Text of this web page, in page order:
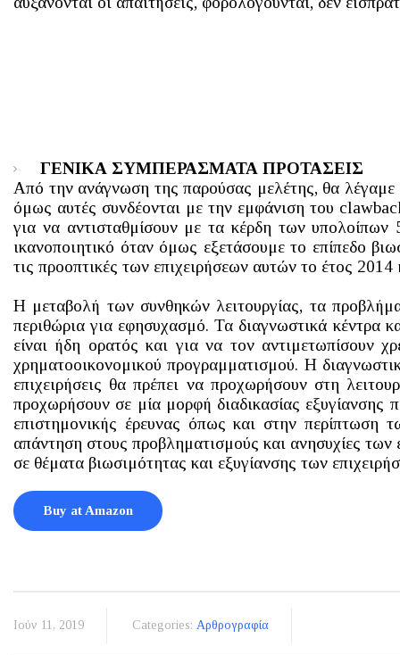
ΓΕΝΙΚΑ ΣΥΜΠΕΡΑΣΜΑΤΑ ΠΡΟΤΑΣΕΙΣ
Από την ανάγνωση της παρούσας μελέτης, θα λέγαμε
όμως αυτές συνδέονται με την εμφάνιση του
για να αντισταθμίσουν με τα κέρδη των υπολοίπων
ικανοποιητικό όταν όμως εξετάσουμε το επίπεδο
τις προοπτικές των επιχειρήσεων αυτών το έτος
Η μεταβολή των συνθηκών λειτουργίας, τα
περιθώρια για εφησυχασμό. Τα διαγνωστικά κέντρα
είναι ήδη ορατός και για να τον αντιμετωπίσουν
χρηματοοικονομικού προγραμματισμού. Η
επιχειρήσεις θα πρέπει να προχωρήσουν στη
προχωρήσουν σε μία μορφή διαδικασίας εξυγίανσης
επιστημονικής έρευνας όπως και στην περίπτωση
απάντηση στους προβληματισμούς και ανησυχίες των
σε θέματα βιωσιμότητας και εξυγίανσης των
Buy at Amazon
Ιούν 11, 2019 Categories: Αρθρογραφία